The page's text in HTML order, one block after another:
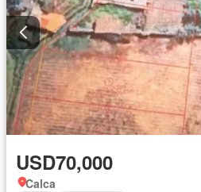
USD70,000
Calca